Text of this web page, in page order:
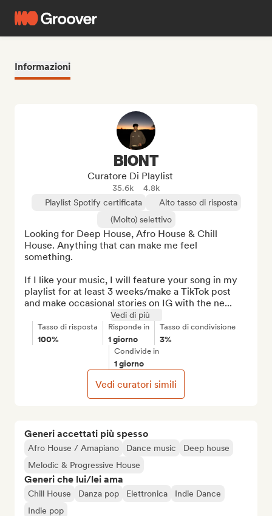
Informazioni
Generi accettati più spesso
Afro House / Amapiano Dance music
Deep house
Melodic & Progressive House
Generi che lui/lei ama
Chill House Danza pop Elettronica
Indie Dance
Indie pop
BIONT
Curatore Di Playlist
35.6k
4.8k
Playlist Spotify certificata
Alto tasso di risposta
(Molto) selettivo
Looking for Deep House, Afro House & Chill
House. Anything that can make me feel
something.
If I like your music, I will feature your song in my
playlist for at least 3 weeks/make a TikTok post
and make occasional stories on IG with the ne...
Vedi di più
Tasso di risposta
100%
Risponde in
1 giorno
Tasso di condivisione
3%
Condivide in
1 giorno
Vedi curatori simili